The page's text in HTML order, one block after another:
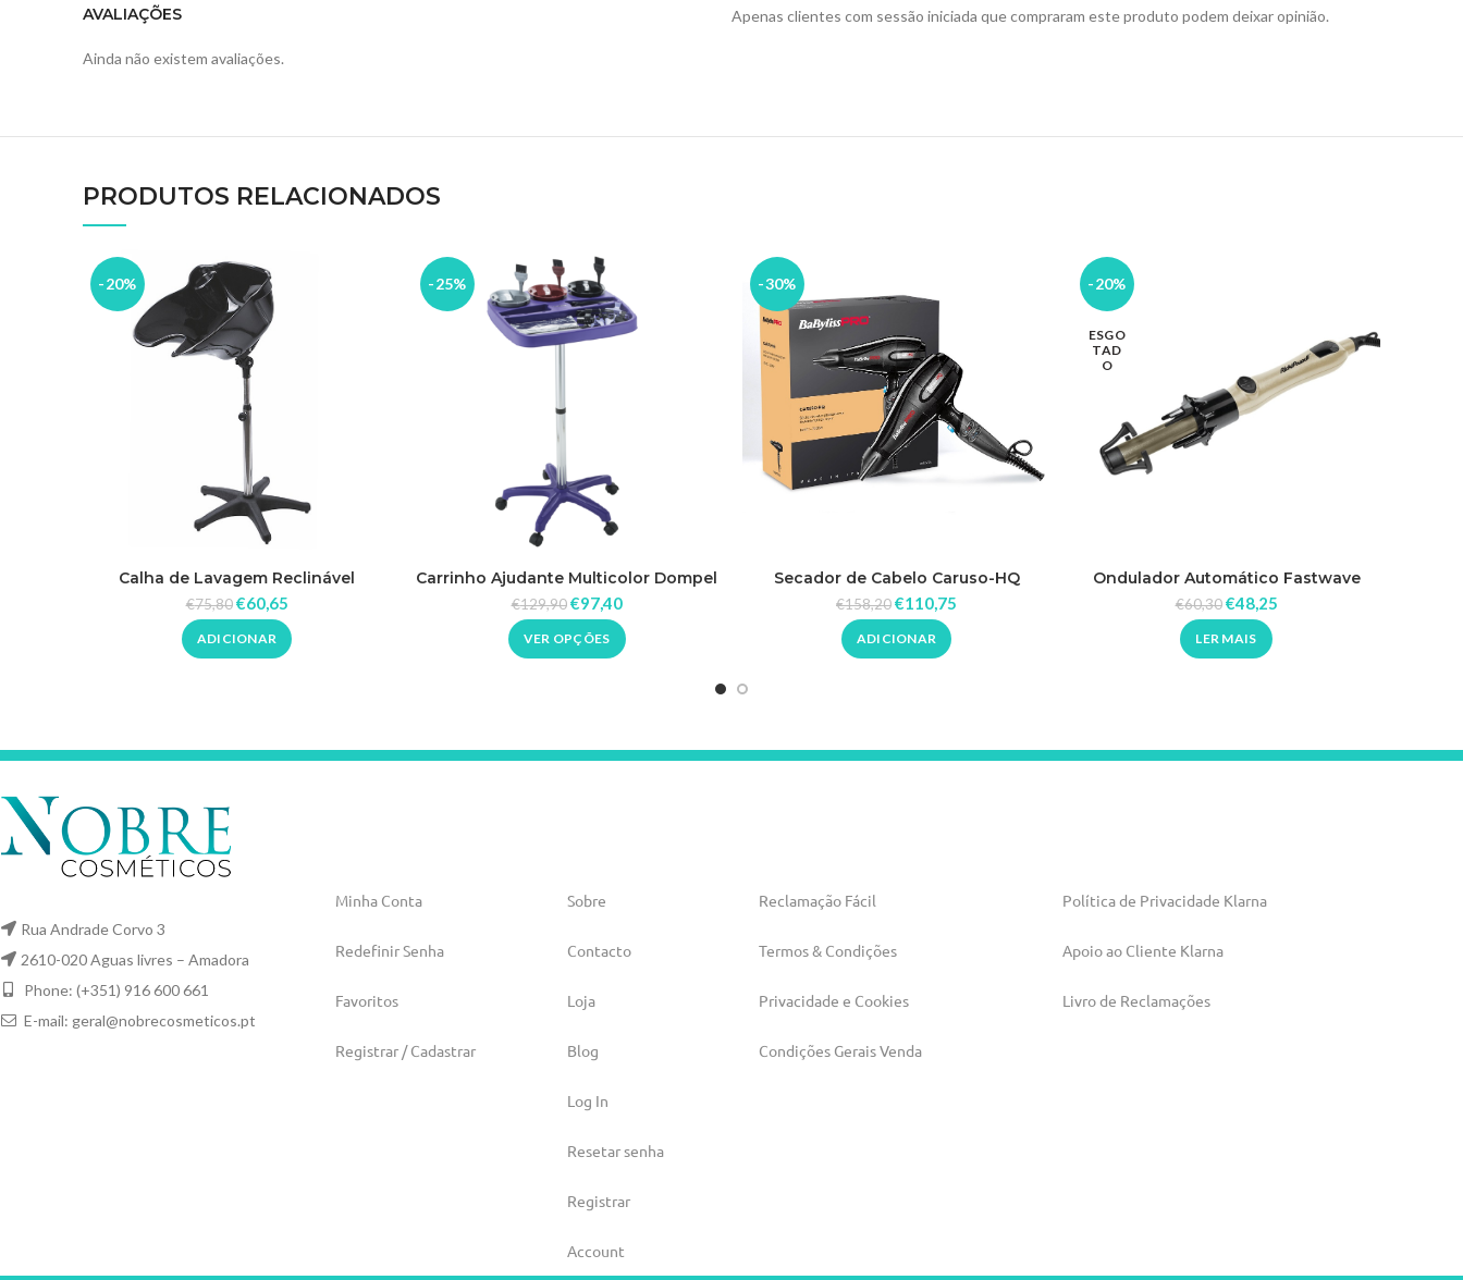
AVALIAÇÕES
Ainda não existem avaliações.
Apenas clientes com sessão iniciada que compraram este produto podem deixar opinião.
PRODUTOS RELACIONADOS
-20%
Calha de Lavagem Reclinável
Rickiparodi
€75,80 €60,65
ADICIONAR
-25%
Carrinho Ajudante Multicolor Dompel
€129,90 €97,40
VER OPÇÕES
-30%
Secador de Cabelo Caruso-HQ
2400W Babyliss Pro
€158,20€110,75
ADICIONAR
-20%
ESGO
TAD
O
Ondulador Automático Fastwave
€60,30 €48,25
LER MAIS
Rua Andrade Corvo 3
2610-020 Aguas livres – Amadora
Phone: (+351) 916 600 661
E-mail: geral@nobrecosmeticos.pt
Minha Conta
Redefinir Senha
Favoritos
Registrar / Cadastrar
Sobre
Contacto
Loja
Blog
Log In
Resetar senha
Registrar
Account
Reclamação Fácil
Termos & Condições
Privacidade e Cookies
Condições Gerais Venda
Política de Privacidade Klarna
Apoio ao Cliente Klarna
Livro de Reclamações